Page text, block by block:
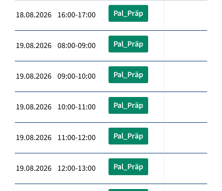
18.08.2026 16:00-17:00 Pal_Präp
19.08.2026 08:00-09:00 Pal_Präp
19.08.2026 09:00-10:00 Pal_Präp
19.08.2026 10:00-11:00 Pal_Präp
19.08.2026 11:00-12:00 Pal_Präp
19.08.2026 12:00-13:00 Pal_Präp